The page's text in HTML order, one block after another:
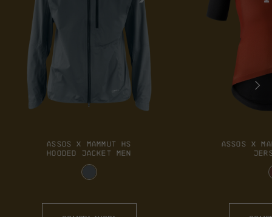
ASSOS X MAMMUT HS
HOODED JACKET MEN
ASSOS X